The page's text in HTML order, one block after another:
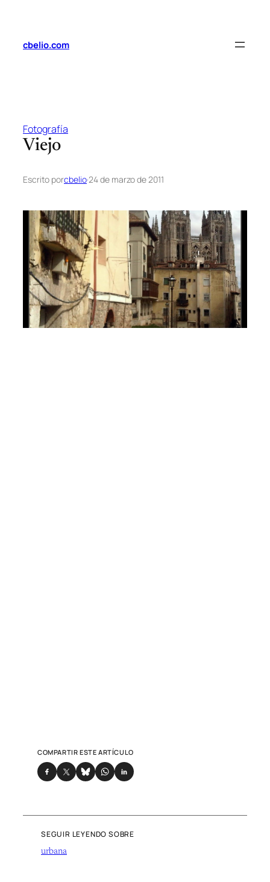
contenido
cbelio.com
Fotografía
Viejo
Escrito porcbelio·24 de marzo de 2011
COMPARTIR ESTE ARTÍCULO
SEGUIR LEYENDO SOBRE
urbana